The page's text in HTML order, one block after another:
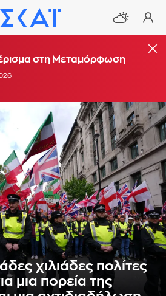
στη Μεταμόρφωση
χιλιάδες πολίτες
μια πορεία της